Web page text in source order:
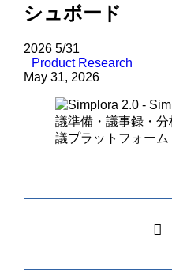
シュボード
2026 5/31
Product Research
May 31, 2026